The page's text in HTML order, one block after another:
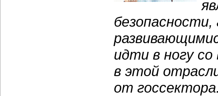
безопасности,
идти в ногу
в этой
от